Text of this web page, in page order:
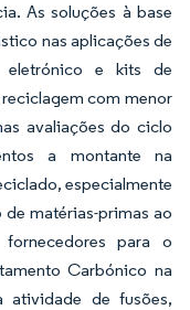
As soluções à base
nas aplicações de
eletrónico e kits de
com menor
avaliações do ciclo
a montante na
especialmente
matérias-primas ao
para o
Carbónico na
atividade de fusões,